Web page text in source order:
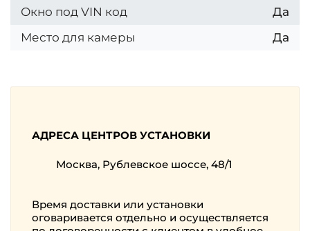
Окно под VIN код
Да
Место для камеры
Да
АДРЕСА ЦЕНТРОВ УСТАНОВКИ
Москва, Рублевское шоссе, 48/1
Время доставки или установки
оговаривается отдельно и осуществляется